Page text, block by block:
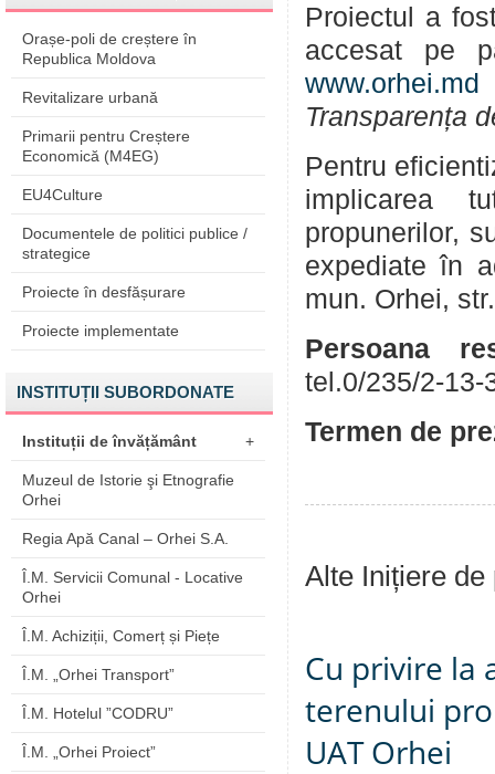
Orașe-poli de creștere în
Republica Moldova
Revitalizare urbană
Primarii pentru Creștere
Economică (M4EG)
EU4Culture
Documentele de politici publice /
strategice
Proiecte în desfășurare
Proiecte implementate
INSTITUȚII SUBORDONATE
Instituții de învățământ +
Muzeul de Istorie şi Etnografie
Orhei
Regia Apă Canal – Orhei S.A.
Î.M. Servicii Comunal - Locative
Orhei
Î.M. Achiziții, Comerț și Piețe
Î.M. „Orhei Transport”
Î.M. Hotelul ”CODRU”
Î.M. „Orhei Proiect”
Proiectul a
accesat pe
www.orhei.md
Transparența
Pentru
implicarea
propunerilor,
expediate în
mun. Orhei,
Persoana
tel.0/235/2-
Termen de
Alte Inițiere de
Cu privire la
terenului
UAT Orhei